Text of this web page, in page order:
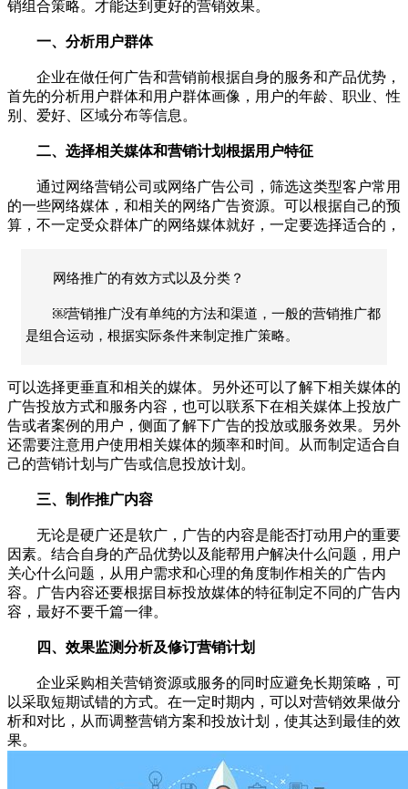
销组合策略。才能达到更好的营销效果。
一、分析用户群体
企业在做任何广告和营销前根据自身的服务和产品优势，
首先的分析用户群体和用户群体画像，用户的年龄、职业、性
别、爱好、区域分布等信息。
二、选择相关媒体和营销计划根据用户特征
通过网络营销公司或网络广告公司，筛选这类型客户常用
的一些网络媒体，和相关的网络广告资源。可以根据自己的预
算，不一定受众群体广的网络媒体就好，一定要选择适合的，
网络推广的有效方式以及分类？
￼营销推广没有单纯的方法和渠道，一般的营销推广都
是组合运动，根据实际条件来制定推广策略。
可以选择更垂直和相关的媒体。另外还可以了解下相关媒体的
广告投放方式和服务内容，也可以联系下在相关媒体上投放广
告或者案例的用户，侧面了解下广告的投放或服务效果。另外
还需要注意用户使用相关媒体的频率和时间。从而制定适合自
己的营销计划与广告或信息投放计划。
三、制作推广内容
无论是硬广还是软广，广告的内容是能否打动用户的重要
因素。结合自身的产品优势以及能帮用户解决什么问题，用户
关心什么问题，从用户需求和心理的角度制作相关的广告内
容。广告内容还要根据目标投放媒体的特征制定不同的广告内
容，最好不要千篇一律。
四、效果监测分析及修订营销计划
企业采购相关营销资源或服务的同时应避免长期策略，可
以采取短期试错的方式。在一定时期内，可以对营销效果做分
析和对比，从而调整营销方案和投放计划，使其达到最佳的效
果。